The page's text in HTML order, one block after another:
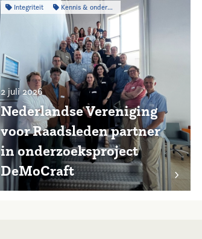
Integriteit Kennis & onderzoek
2 juli 2026
Nederlandse Vereniging
voor Raadsleden partner
in onderzoeksproject
DeMoCraft